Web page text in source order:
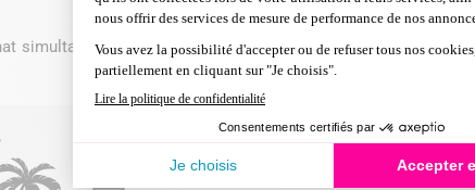
simultanée d'un électrolyseur piscine et d'une régulation